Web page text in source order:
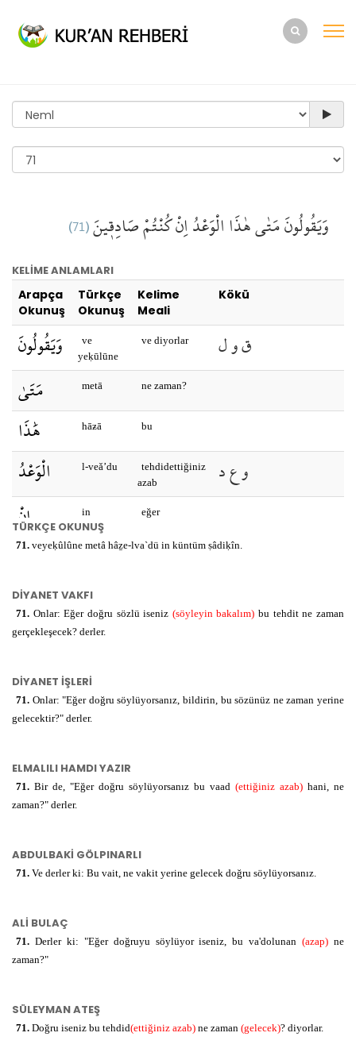
وَيَقُولُونَمَتٰىهٰذَاالْوَعْدُاِنْكُنْتُمْصَادِق۪ينَ(71)
KELİME ANLAMLARI
Arapça
Okunuş
Türkçe
Okunuş
Kelime
Meali
Kökü
وَيَقُولُونَ
ve
yeḳūlūne
ve diyorlar
ق و ل
مَتَىٰ
metā ne zaman?
هَٰذَا hāƶā bu
الْوَعْدُ l-veǎ’du
tehdidettiğiniz
azab
و ع د
إِنْ
in eğer
كُنْتُمْ kuntum iseniz
ك و ن
صَادِقِينَ
Sādiḳīne
TÜRKÇE OKUNUŞ
71. veyeḳûlûne metâ hâẕe-lva`dü in küntüm ṣâdiḳîn.
DİYANET VAKFI
71. Onlar: Eğer doğru sözlü iseniz (söyleyin bakalım) bu tehdit ne zaman
gerçekleşecek? derler.
DİYANET İŞLERİ
71. Onlar: "Eğer doğru söylüyorsanız, bildirin, bu sözünüz ne zaman yerine
gelecektir?" derler.
ELMALILI HAMDI YAZIR
71. Bir de, "Eğer doğru söylüyorsanız bu vaad (ettiğiniz azab) hani, ne
zaman?" derler.
ABDULBAKİ GÖLPINARLI
71. Ve derler ki: Bu vait, ne vakit yerine gelecek doğru söylüyorsanız.
ALİ BULAÇ
71. Derler ki: "Eğer doğruyu söylüyor iseniz, bu va'dolunan(azap) ne
zaman?"
SÜLEYMAN ATEŞ
71. Doğru iseniz bu tehdid(ettiğiniz azab) ne zaman (gelecek)? diyorlar.